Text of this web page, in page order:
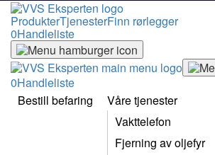
ProdukterTjenesterFinn rørlegger
0Handleliste
0Handleliste
Bestill befaring
Våre tjenester
Vakttelefon
Fjerning av oljefyr